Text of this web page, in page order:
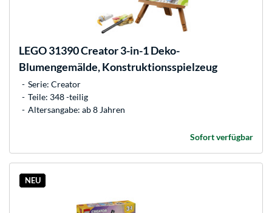
LEGO31390 Creator 3-in-1 Deko-
Blumengemälde, Konstruktionsspielzeug
Serie: Creator
Teile: 348 -teilig
Altersangabe: ab 8 Jahren
Sofort verfügbar
NEU